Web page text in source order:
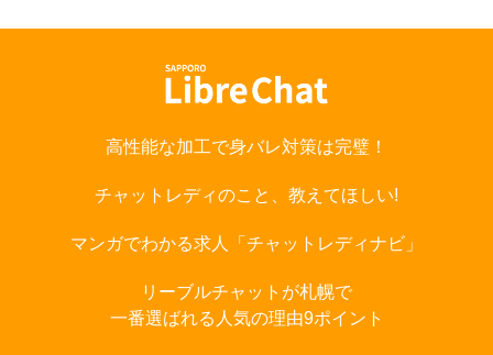
高性能な加工で身バレ対策は完璧！
チャットレディのこと、教えてほしい!
マンガでわかる求人「チャットレディナビ」
リーブルチャットが札幌で
一番選ばれる人気の理由9ポイント